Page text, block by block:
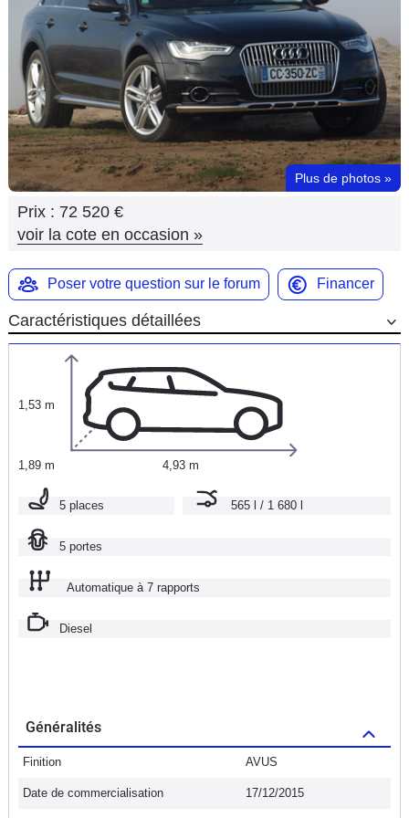
Flottes
Auto
Services
Forum
Moto
Marques
Plus de photos »
Prix : 72 520 €
voir la cote en occasion »
Poser votre question sur le forum Financer
Caractéristiques détaillées
1,53 m
1,89 m 4,93 m
5 places 565 l / 1 680 l
5 portes
Automatique à 7 rapports
Diesel
Généralités
Finition AVUS
Date de commercialisation 17/12/2015